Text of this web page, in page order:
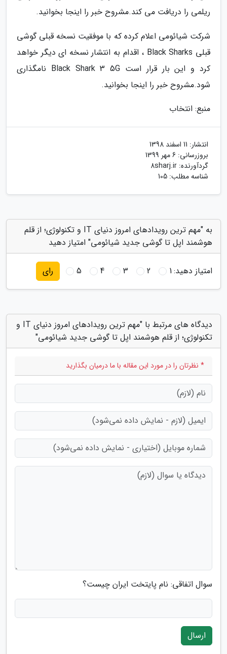
ریلمی را دریافت می کند.مشروح خبر را اینجا بخوانید.
شرکت شیائومی اعلام کرده که با موفقیت نسخه قبلی گوشی
قبلی Black Sharks ، اقدام به انتشار نسخه ای دیگر خواهد
کرد و این بار قرار است Black Shark 3 5G نامگذاری
شود.مشروح خبر را اینجا بخوانید.
منبع: انتخاب
انتشار: 11 اسفند 1398
بروزرسانی: 6 مهر 1399
گردآورنده: 8sharj.ir
شناسه مطلب: 105
به "مهم ترین رویدادهای امروز دنیای IT و تکنولوژی؛ از قلم
هوشمند اپل تا گوشی جدید شیائومی" امتیاز دهید
امتیاز دهید:1
2
3
4
5 رای
دیدگاه های مرتبط با "مهم ترین رویدادهای امروز دنیای IT و
تکنولوژی؛ از قلم هوشمند اپل تا گوشی جدید شیائومی"
* نظرتان را در مورد این مقاله با ما درمیان بگذارید
سوال اتفاقی: نام پایتخت ایران چیست؟
ارسال